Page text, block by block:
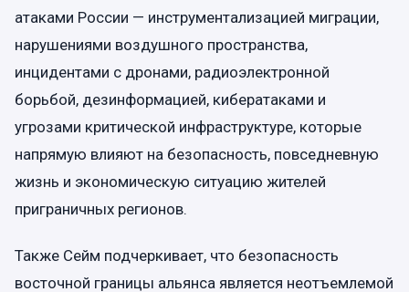
атаками России — инструментализацией миграции,
нарушениями воздушного пространства,
инцидентами с дронами, радиоэлектронной
борьбой, дезинформацией, кибератаками и
угрозами критической инфраструктуре, которые
напрямую влияют на безопасность, повседневную
жизнь и экономическую ситуацию жителей
приграничных регионов.
Также Сейм подчеркивает, что безопасность
восточной границы альянса является неотъемлемой